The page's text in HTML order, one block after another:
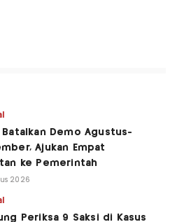
Batalkan Demo Agustus-
Ajukan Empat
ke Pemerintah
2026
Periksa 9 Saksi di Kasus